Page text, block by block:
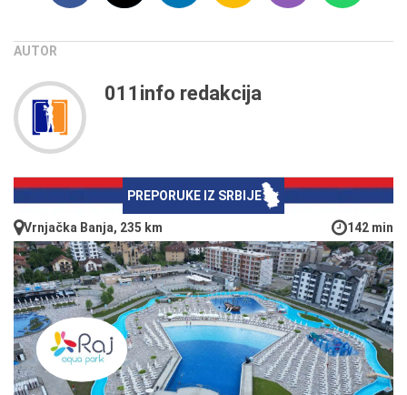
AUTOR
011info redakcija
PREPORUKE IZ SRBIJE
Vrnjačka Banja, 235 km 142 min